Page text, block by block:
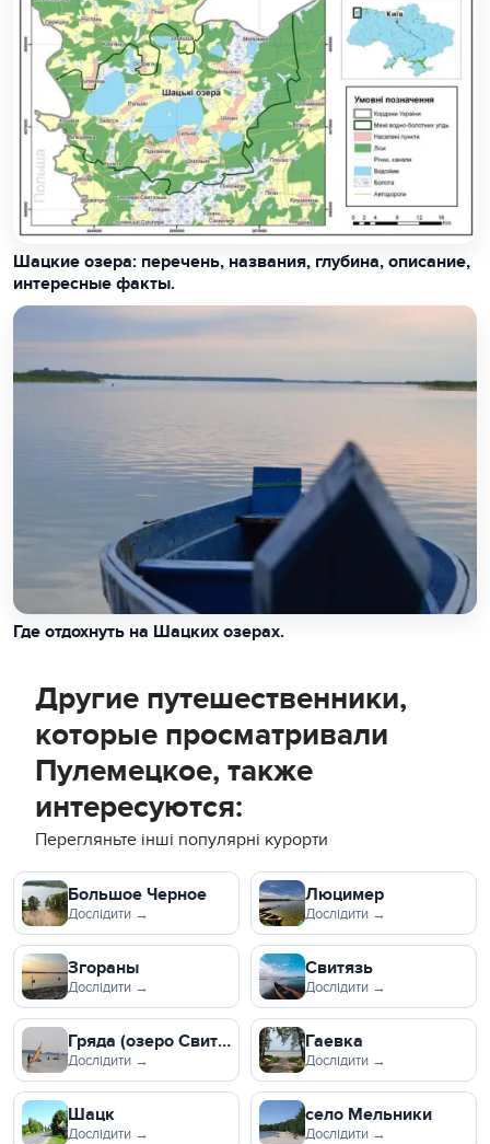
Шацкие озера: перечень, названия, глубина, описание,
интересные факты.
Где отдохнуть на Шацких озерах.
Другие путешественники,
которые просматривали
Пулемецкое, также
интересуются:
Перегляньте інші популярні курорти
Большое Черное
Дослідити →
Люцимер
Дослідити →
Згораны
Дослідити →
Свитязь
Дослідити →
Гряда (озеро Свитязь)
Дослідити →
Гаевка
Дослідити →
Шацк
Дослідити →
село Мельники
Дослідити →